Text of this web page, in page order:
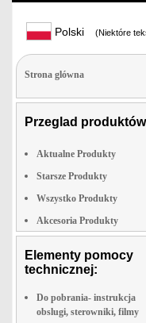
Polski (Niektóre
Strona glówna
Przeglad
Aktualne Produkty
Starsze Produkty
Wszystko Produkty
Akcesoria Produkty
Elementy pomocy
technicznej:
Do pobrania- instrukcja
obslugi, sterowniki, filmy